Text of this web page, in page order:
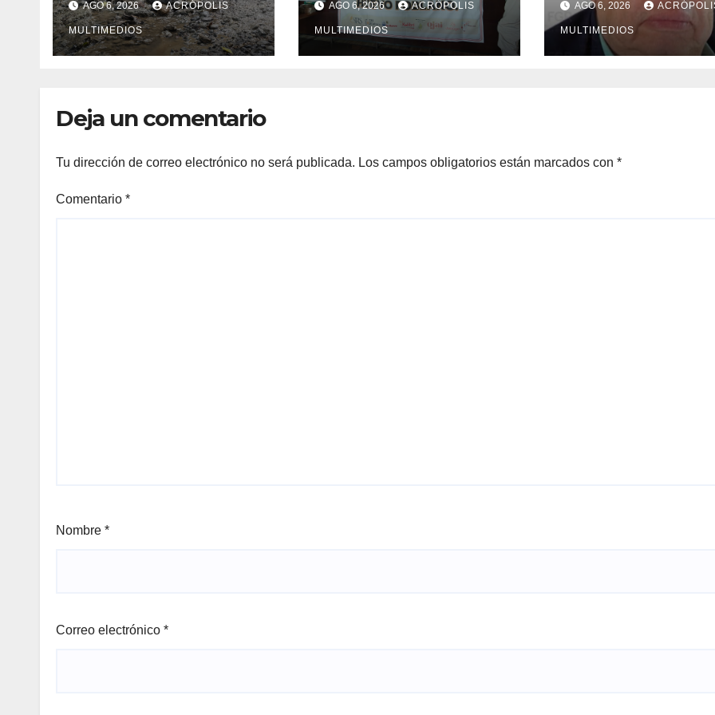
Yecuatla se
convierte en un
riesgo diario
AGO 6, 2026 ACRÓPOLIS
MULTIMEDIOS
importaciones
AGO 6, 2026 ACRÓPOLIS
MULTIMEDIOS
caso Ayotzinapa
AGO 6, 2026
MULTIMEDIOS
Deja un comentario
Tu dirección de correo electrónico no será publicada. Los campos obligatorios están marcados con *
Comentario *
Nombre *
Correo electrónico *